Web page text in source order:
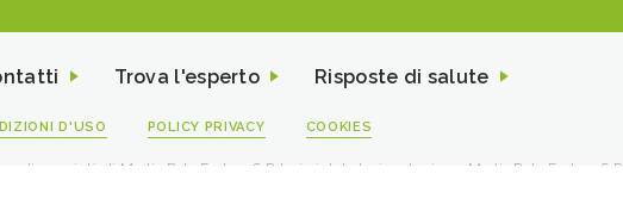
Trova l'esperto Risposte di salute
D'USO POLICY PRIVACY COOKIES
di proprietà di Media Data Factory S.R.L, è vietata la riproduzione. Media Data Factory